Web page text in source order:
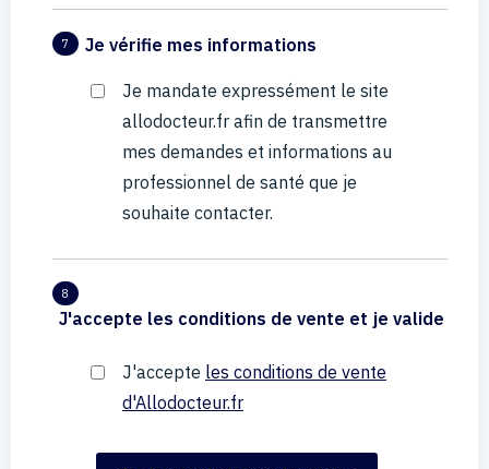
7 Je vérifie mes informations
Je mandate expressément le site
allodocteur.fr afin de transmettre
mes demandes et informations au
professionnel de santé que je
souhaite contacter.
8
J'accepte les conditions de vente et je valide
J'accepte les conditions de vente
d'Allodocteur.fr